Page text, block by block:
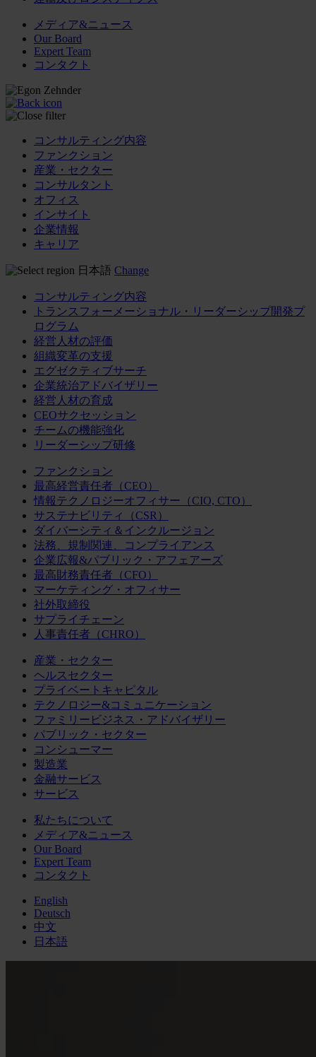
メディア&ニュース
Our Board
Expert Team
コンタクト
コンサルティング内容
ファンクション
産業・セクター
コンサルタント
オフィス
インサイト
企業情報
キャリア
日本語 Change
コンサルティング内容
トランスフォーメーショナル・リーダーシップ開発プ
ログラム
経営人材の評価
組織変革の支援
エグゼクティブサーチ
企業統治アドバイザリー
経営人材の育成
CEOサクセッション
チームの機能強化
リーダーシップ研修
ファンクション
最高経営責任者（CEO）
情報テクノロジーオフィサー（CIO, CTO）
サステナビリティ（CSR）
ダイバーシティ＆インクルージョン
法務、規制関連、コンプライアンス
企業広報&パブリック・アフェアーズ
最高財務責任者（CFO）
マーケティング・オフィサー
社外取締役
サプライチェーン
人事責任者（CHRO）
産業・セクター
ヘルスセクター
プライベートキャピタル
テクノロジー&コミュニケーション
ファミリービジネス・アドバイザリー
パブリック・セクター
コンシューマー
製造業
金融サービス
サービス
私たちについて
メディア&ニュース
Our Board
Expert Team
コンタクト
English
Deutsch
中文
日本語